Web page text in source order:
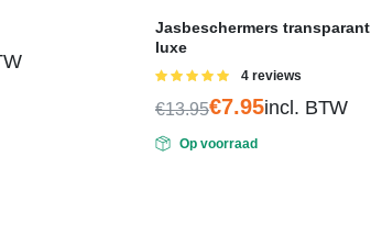
Jasbeschermers transparant
luxe
Gewaardeerd
4 reviews
€13.95
Oorspronkelijke
prijs
€7.95
Huidige
prijs
incl. BTW
Op voorraad